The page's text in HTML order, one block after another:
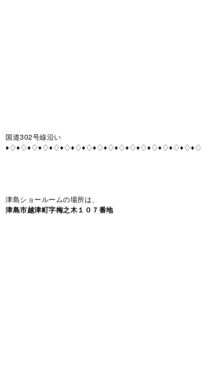
国道302号線沿い
♦♢♦♢♦♢♦♢♦♢♦♢♦♢♦♢♦♢♦♢♦♢♦♢♦♢♦♢♦♢♦♢♦♢♦♢
津島ショールームの場所は、
津島市越津町字梅之木１０７番地